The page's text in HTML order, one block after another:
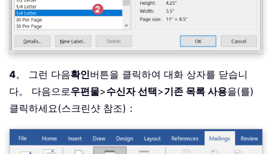
4。 그런 다음확인버튼을 클릭하여 대화 상자를 닫습니
다。 다음으로우편물>수신자 선택>기존 목록 사용을(를)
클릭하세요(스크린샷 참조)：